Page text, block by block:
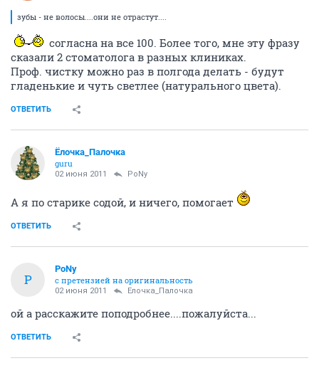
зубы - не волосы....они не отрастут....
согласна на все 100. Более того, мне эту фразу
сказали 2 стоматолога в разных клиниках.
Проф. чистку можно раз в полгода делать - будут
гладенькие и чуть светлее (натурального цвета).
ОТВЕТИТЬ
Ёлочка_Палочка
guru
02 июня 2011 PoNy
А я по старике содой, и ничего, помогает
ОТВЕТИТЬ
P
PoNy
с претензией на оригинальность
02 июня 2011 Ёлочка_Палочка
ой а расскажите поподробнее....пожалуйста...
ОТВЕТИТЬ